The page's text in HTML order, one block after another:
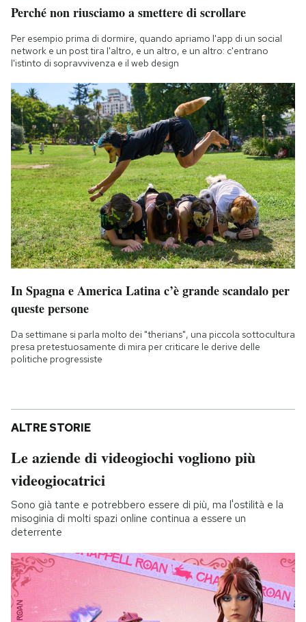
Perché non riusciamo a smettere di scrollare
Per esempio prima di dormire, quando apriamo l'app di un social
network e un post tira l'altro, e un altro, e un altro: c'entrano
l'istinto di sopravvivenza e il web design
In Spagna e America Latina c’è grande scandalo per
queste persone
Da settimane si parla molto dei "therians", una piccola sottocultura
presa pretestuosamente di mira per criticare le derive delle
politiche progressiste
ALTRE STORIE
Le aziende di videogiochi vogliono più
videogiocatrici
Sono già tante e potrebbero essere di più, ma l'ostilità e la
misoginia di molti spazi online continua a essere un
deterrente